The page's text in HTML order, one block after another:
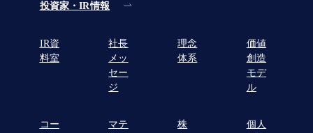
投資家・IR情報
IR資
料室
社長
メッ
セー
ジ
理念
体系
価値
創造
モデ
ル
コー
マテ
株
個人